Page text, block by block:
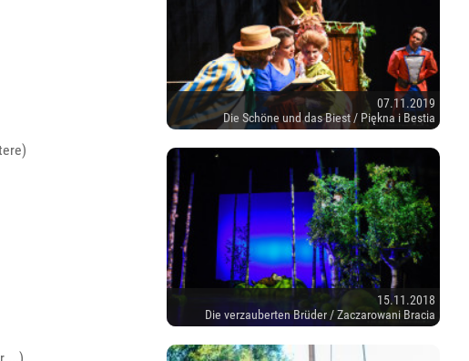
07.11.2019
Die Schöne und das Biest / Piękna i Bestia
15.11.2018
Die verzauberten Brüder / Zaczarowani Bracia